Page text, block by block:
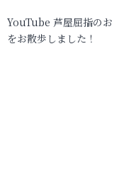
YouTube 芦屋屈指の
をお散歩しました！